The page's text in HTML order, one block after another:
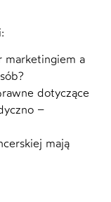
marketingiem a
dotyczące
–
mają